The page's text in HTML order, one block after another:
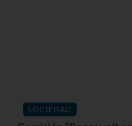
SOCIEDAD